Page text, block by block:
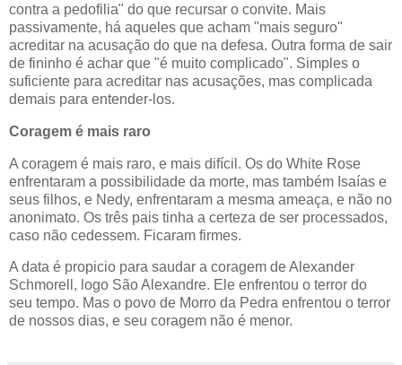
contra a pedofilia" do que recursar o convite. Mais
passivamente, há aqueles que acham "mais seguro"
acreditar na acusação do que na defesa. Outra forma de sair
de fininho é achar que "é muito complicado". Simples o
suficiente para acreditar nas acusações, mas complicada
demais para entender-los.
Coragem é mais raro
A coragem é mais raro, e mais difícil. Os do White Rose
enfrentaram a possibilidade da morte, mas também Isaías e
seus filhos, e Nedy, enfrentaram a mesma ameaça, e não no
anonimato. Os três pais tinha a certeza de ser processados,
caso não cedessem. Ficaram firmes.
A data é propicio para saudar a coragem de Alexander
Schmorell, logo São Alexandre. Ele enfrentou o terror do
seu tempo. Mas o povo de Morro da Pedra enfrentou o terror
de nossos dias, e seu coragem não é menor.